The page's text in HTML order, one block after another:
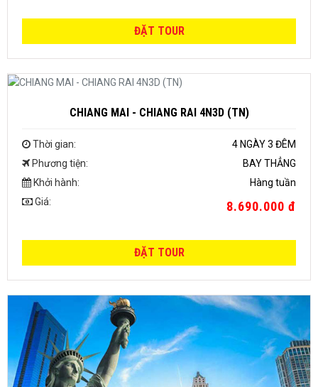
ĐẶT TOUR
CHIANG MAI - CHIANG RAI 4N3D (TN)
Thời gian:
4 NGÀY 3 ĐÊM
Phương tiện:
BAY THẲNG
Khởi hành:
Hàng tuần
Giá:
8.690.000 đ
ĐẶT TOUR